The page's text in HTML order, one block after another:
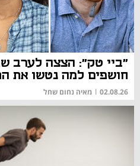
"ביי טק": הצצה לערב
חושפים למה נטשו את
02.08.26
| מאיה נחום שחל